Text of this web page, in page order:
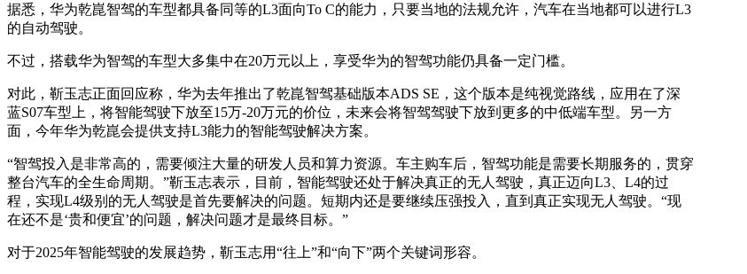
据悉，华为乾崑智驾的车型都具备同等的L3面向To C的能力，只要当地的法规允许，汽车在当地都可以进行L3
的自动驾驶。
不过，搭载华为智驾的车型大多集中在20万元以上，享受华为的智驾功能仍具备一定门槛。
对此，靳玉志正面回应称，华为去年推出了乾崑智驾基础版本ADS SE，这个版本是纯视觉路线，应用在了深
蓝S07车型上，将智能驾驶下放至15万-20万元的价位，未来会将智驾驾驶下放到更多的中低端车型。另一方
面，今年华为乾崑会提供支持L3能力的智能驾驶解决方案。
“智驾投入是非常高的，需要倾注大量的研发人员和算力资源。车主购车后，智驾功能是需要长期服务的，贯穿
整台汽车的全生命周期。”靳玉志表示，目前，智能驾驶还处于解决真正的无人驾驶，真正迈向L3、L4的过
程，实现L4级别的无人驾驶是首先要解决的问题。短期内还是要继续压强投入，直到真正实现无人驾驶。“现
在还不是‘贵和便宜’的问题，解决问题才是最终目标。”
对于2025年智能驾驶的发展趋势，靳玉志用“往上”和“向下”两个关键词形容。